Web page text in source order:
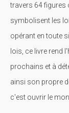
travers 64 figures
symbolisent les
opérant en toute
lois, ce livre rend
prochains et à
ainsi son propre
c'est ouvrir le